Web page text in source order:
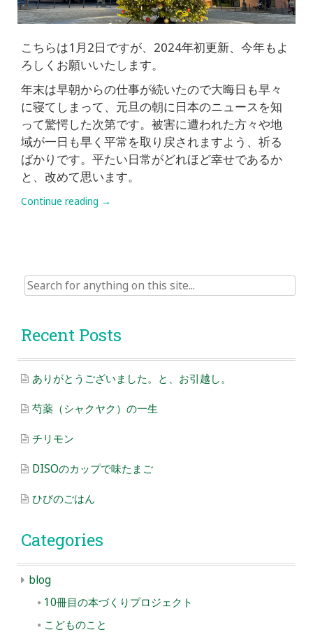
こちらは1月2日ですが、2024年初更新、今年もよ
ろしくお願いいたします。
年末は早朝からの仕事が続いたので大晦日も早々
に寝てしまって、元旦の朝に日本のニュースを知
って驚愕した次第です。被害に遭われた方々や地
域が一日も早く平常を取り戻されますよう、祈る
ばかりです。平たい日常がどれほど幸せであるか
と、改めて思います。
Continue reading →
Search
for:
Recent Posts
ありがとうございました。と、お引越し。
芍薬（シャクヤク）の一生
チリモン
DISOのカップで味たまご
ひびのごはん
Categories
blog
10冊目の本づくりプロジェクト
こどものこと